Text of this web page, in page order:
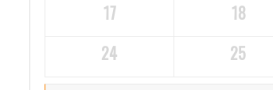
17
18
24
25